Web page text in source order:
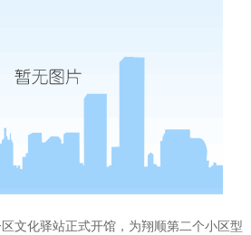
文化驿站正式开馆，为翔顺第二个小区型